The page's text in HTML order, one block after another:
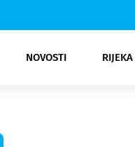
NOVOSTI
Rijeka Opatija
NK
Moda
Kultura